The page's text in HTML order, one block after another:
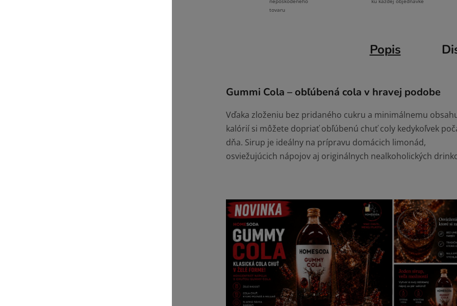
tovaru
Popis
Gummi Cola – obľúbená cola v hravej podobe
Vďaka zloženiu bez pridaného cukru a minimálnemu
kalórií si môžete dopriať obľúbenú chuť coly kedykoľvek
dňa. Sirup je ideálny na prípravu domácich limonád,
osviežujúcich nápojov aj originálnych nealkoholických